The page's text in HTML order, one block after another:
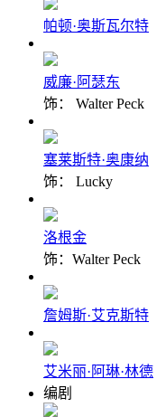
帕顿·奥斯瓦尔特
威廉·阿瑟东
饰： Walter Peck
塞莱斯特·奥康纳
饰： Lucky
洛根金
饰：Walter Peck
詹姆斯·艾克斯特
艾米丽·阿琳·林德
编剧